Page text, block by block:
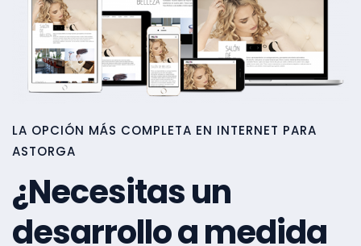
LA OPCIÓN MÁS COMPLETA EN INTERNET PARA
ASTORGA
¿Necesitas un
desarrollo a medida